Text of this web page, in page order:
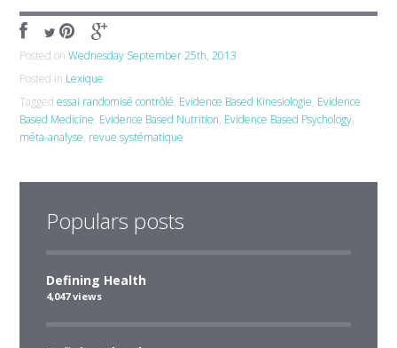
Posted onWednesday September 25th, 2013
Posted in Lexique
Taggedessai randomisé contrôlé, Evidence Based Kinesiologie, Evidence
Based Medicine, Evidence Based Nutrition, Evidence Based Psychology,
méta-analyse, revue systématique
Populars posts
Defining Health
4,047 views